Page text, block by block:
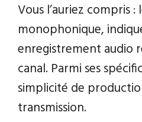
Vous l’auriez compris
monophonique,
enregistrement audio
canal. Parmi ses
simplicité de
transmission.